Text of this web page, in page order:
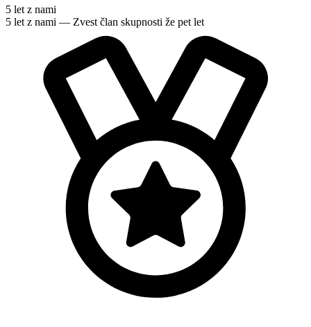
5 let z nami
5 let z nami — Zvest član skupnosti že pet let